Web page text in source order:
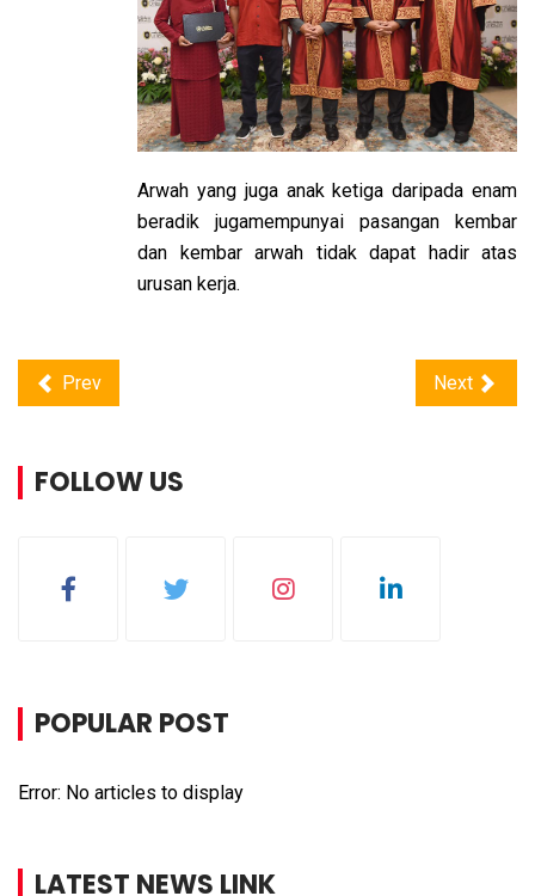
Arwah yang juga anak ketiga daripada enam
beradik jugamempunyai pasangan kembar
dan kembar arwah tidak dapat hadir atas
urusan kerja.
Prev Next
FOLLOW US
POPULAR POST
Error: No articles to display
LATEST NEWS LINK